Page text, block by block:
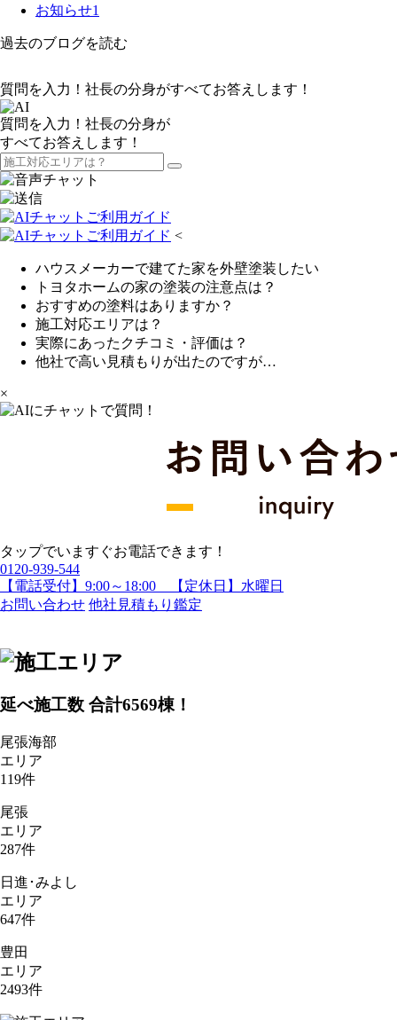
お知らせ1
過去のブログを読む
質問を入力！社長の分身がすべてお答えします！
質問を入力！社長の分身が
すべてお答えします！
<
ハウスメーカーで建てた家を外壁塗装したい
トヨタホームの家の塗装の注意点は？
おすすめの塗料はありますか？
施工対応エリアは？
実際にあったクチコミ・評価は？
他社で高い見積もりが出たのですが…
×
タップでいますぐお電話できます！
0120-939-544
【電話受付】9:00～18:00 【定休日】水曜日
お問い合わせ 他社見積もり鑑定
延べ施工数 合計6569棟！
尾張海部
エリア
119件
尾張
エリア
287件
日進･みよし
エリア
647件
豊田
エリア
2493件